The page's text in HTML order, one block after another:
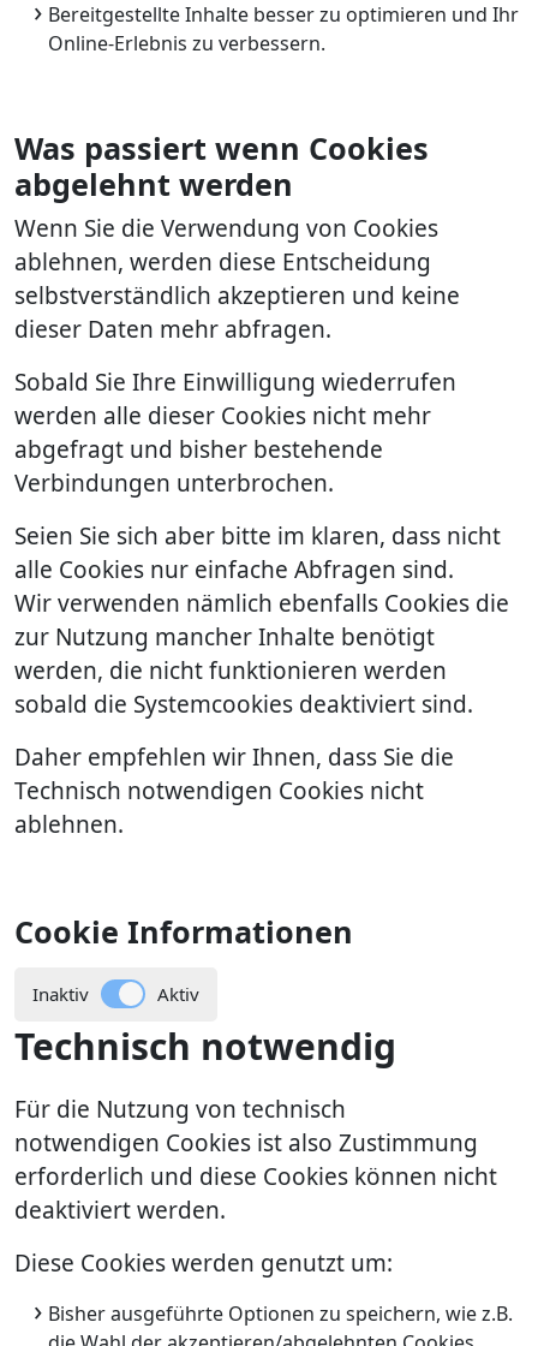
Bereitgestellte Inhalte besser zu optimieren und Ihr
Online-Erlebnis zu verbessern.
Was passiert wenn Cookies
abgelehnt werden
Wenn Sie die Verwendung von Cookies
ablehnen, werden diese Entscheidung
selbstverständlich akzeptieren und keine
dieser Daten mehr abfragen.
Sobald Sie Ihre Einwilligung wiederrufen
werden alle dieser Cookies nicht mehr
abgefragt und bisher bestehende
Verbindungen unterbrochen.
Seien Sie sich aber bitte im klaren, dass nicht
alle Cookies nur einfache Abfragen sind.
Wir verwenden nämlich ebenfalls Cookies die
zur Nutzung mancher Inhalte benötigt
werden, die nicht funktionieren werden
sobald die Systemcookies deaktiviert sind.
Daher empfehlen wir Ihnen, dass Sie die
Technisch notwendigen Cookies nicht
ablehnen.
Cookie Informationen
Inaktiv Aktiv
Technisch notwendig
Für die Nutzung von technisch
notwendigen Cookies ist also Zustimmung
erforderlich und diese Cookies können nicht
deaktiviert werden.
Diese Cookies werden genutzt um:
Bisher ausgeführte Optionen zu speichern, wie z.B.